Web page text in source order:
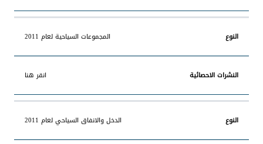
المجموعات السياحية لعام 2011
انقر هنا
الدخل والانفاق السياحي لعام 2011